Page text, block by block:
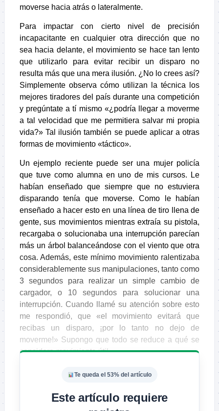
moverse hacia atrás o lateralmente.
Para impactar con cierto nivel de precisión
incapacitante en cualquier otra dirección que no
sea hacia delante, el movimiento se hace tan lento
que utilizarlo para evitar recibir un disparo no
resulta más que una mera ilusión. ¿No lo crees así?
Simplemente observa cómo utilizan la técnica los
mejores tiradores del país durante una competición
y pregúntate a tí mismo «¿podría llegar a moverme
a tal velocidad que me permitiera salvar mi propia
vida?» Tal ilusión también se puede aplicar a otras
formas de movimiento «táctico».
Un ejemplo reciente puede ser una mujer policía
que tuve como alumna en uno de mis cursos. Le
habían enseñado que siempre que no estuviera
disparando tenía que moverse. Como le habían
enseñado a hacer esto en una línea de tiro llena de
gente, sus movimientos mientras extraía su pistola,
recargaba o solucionaba una interrupción parecían
más un árbol balanceándose con el viento que otra
cosa. Además, este mínimo movimiento ralentizaba
considerablemente sus manipulaciones, tanto como
3 segundos para realizar un simple cambio de
cargador, o 10 segundos para solucionar una
interrupción. Cuando llamé su atención sobre esto
me respondió, que «el movimiento evitará que
recibas un disparo, ¡por lo tanto no dejo de
moverme!» Supongo que todo se reduce a qué se
consideramovimiento útil.
Te queda el 53% del artículo
Este artículo requiere